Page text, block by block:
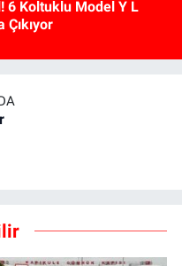
6 Koltuklu Model Y L
Çıkıyor